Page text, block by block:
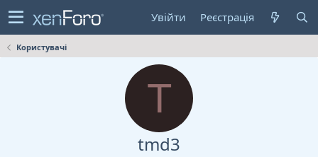
Увійти Реєстрація
Користувачі
T
tmd3